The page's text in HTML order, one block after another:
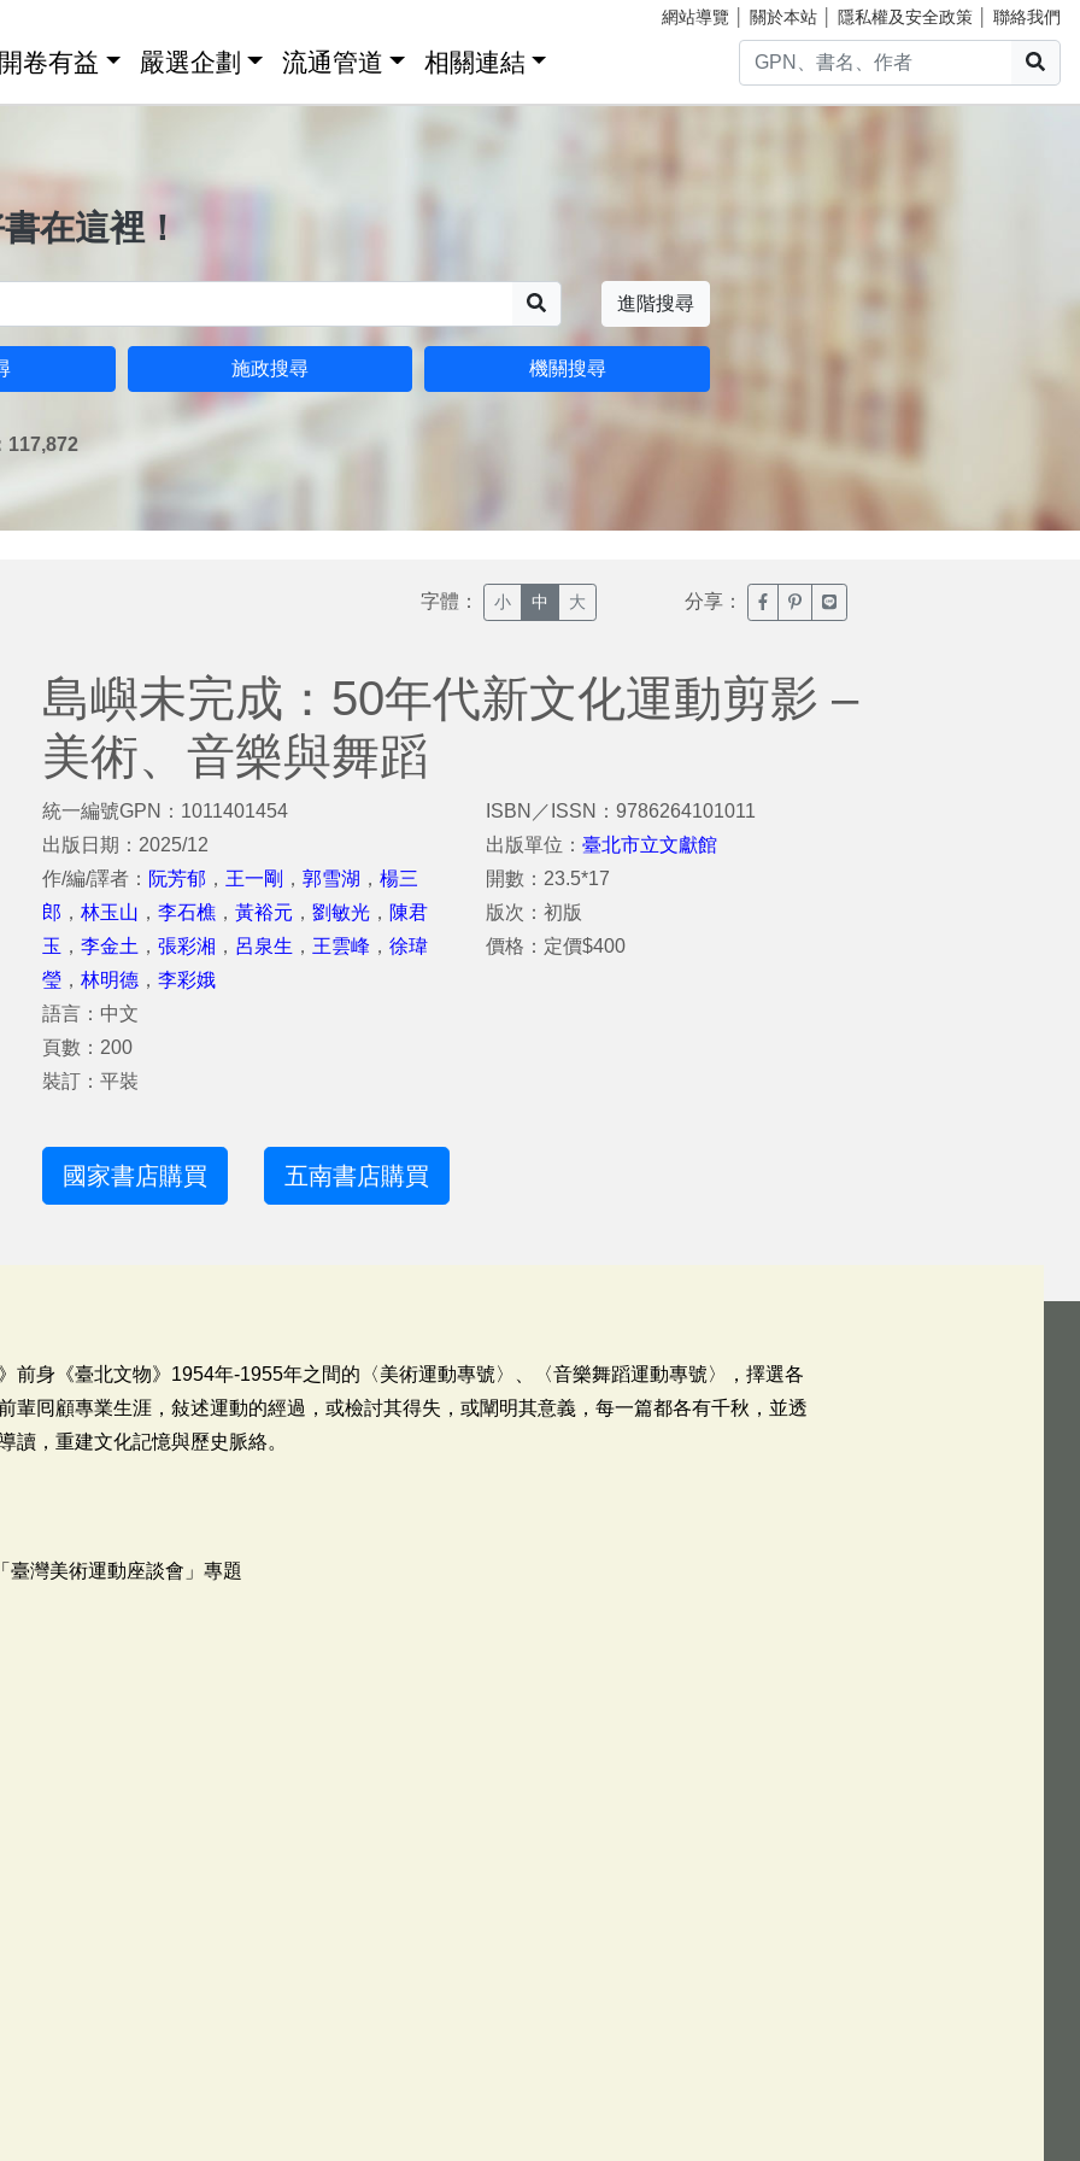
網站導覽 關於本站 隱私權及安全政策 聯絡我們
卷有益 嚴選企劃 流通管道 相關連結
在這裡！
進階搜尋
施政搜尋 機關搜尋
117,872
字體： 小 中 大 分享： 臉書分享(另開新視窗)
噗浪分享(另開新視窗)
Line分享(另開新視窗)
島嶼未完成：50年代新文化運動剪影 –
美術、音樂與舞蹈
統一編號GPN：1011401454
出版日期：2025/12
作/編/譯者： 阮芳郁 ， 王一剛 ， 郭雪湖 ， 楊三
郎 ， 林玉山 ， 李石樵 ， 黃裕元 ， 劉敏光 ， 陳君
玉 ， 李金土 ， 張彩湘 ， 呂泉生 ， 王雲峰 ， 徐瑋
瑩 ， 林明德 ， 李彩娥
語言：中文
頁數：200
裝訂：平裝
ISBN／ISSN：9786264101011
出版單位：臺北市立文獻館
開數：23.5*17
版次：初版
價格：定價$400
國家書店購買 五南書店購買
前身《臺北文物》1954年-1955年之間的〈美術運動專號〉、〈音樂舞蹈運動專號〉，擇選各
輩囘顧專業生涯，敍述運動的經過，或檢討其得失，或闡明其意義，每一篇都各有千秋，並透
讀，重建文化記憶與歷史脈絡。
灣美術運動座談會」專題